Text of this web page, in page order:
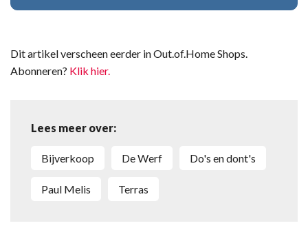
Dit artikel verscheen eerder in Out.of.Home Shops.
Abonneren? Klik hier.
Lees meer over:
bijverkoop De Werf do's en dont's
Paul Melis terras